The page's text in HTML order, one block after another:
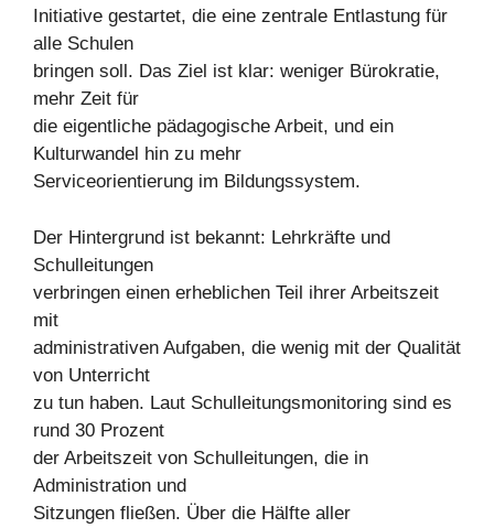
Initiative gestartet, die eine zentrale Entlastung für
alle Schulen
bringen soll. Das Ziel ist klar: weniger Bürokratie,
mehr Zeit für
die eigentliche pädagogische Arbeit, und ein
Kulturwandel hin zu mehr
Serviceorientierung im Bildungssystem.
Der Hintergrund ist bekannt: Lehrkräfte und
Schulleitungen
verbringen einen erheblichen Teil ihrer Arbeitszeit
mit
administrativen Aufgaben, die wenig mit der Qualität
von Unterricht
zu tun haben. Laut Schulleitungsmonitoring sind es
rund 30 Prozent
der Arbeitszeit von Schulleitungen, die in
Administration und
Sitzungen fließen. Über die Hälfte aller